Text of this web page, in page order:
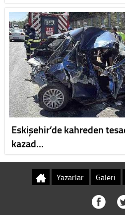
Eskişehir’de kahreden
kazad…
Yazarlar Galeri